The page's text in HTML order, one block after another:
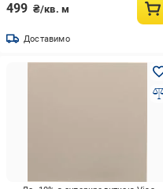
499 ₴/кв. м
Доставимо